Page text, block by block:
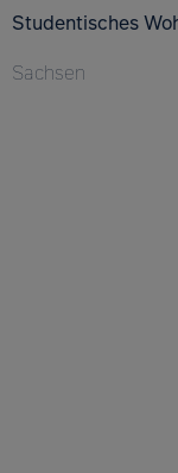
Studentisches
Sachsen